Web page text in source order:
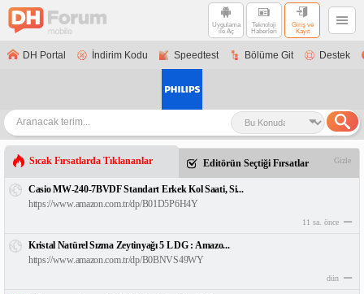
Uygulama
ile Aç
Teknoloji
Haberleri
Giriş ve
Kayıt
DH Portal İndirim Kodu Speedtest Bölüme Git Destek
Sıcak Fırsatlarda Tıklananlar Editörün Seçtiği Fırsatlar Gizle
Casio MW-240-7BVDF Standart Erkek Kol Saati, Si...
https://www.amazon.com.tr/dp/B01D5P6H4Y
11 sa. önce
Kristal Natürel Sızma Zeytinyağı 5 L DG : Amazo...
https://www.amazon.com.tr/dp/B0BNVS49WY
dün